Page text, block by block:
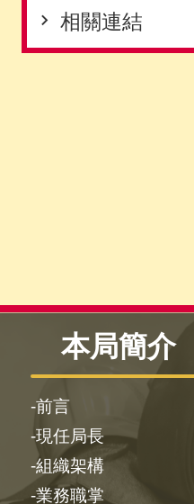
相關連結
本局簡介
前言
現任局長
組織架構
業務職掌